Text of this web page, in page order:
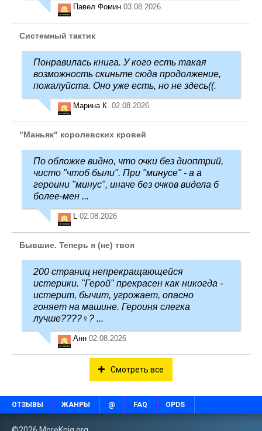
Павел Фомин 03.08.2026
Системный тактик
Понравилась книга. У кого есть такая
возможность скиньте сюда продолжение,
пожалуйста. Оно уже есть, но не здесь((.
Марина К. 02.08.2026
"Маньяк" королевских кровей
По обложке видно, что очки без диоптрий,
чисто "чтоб были". При "минусе" - а а
героини "минус", иначе без очков видела б
более-мен ...
02.08.2026
Бывшие. Теперь я (не) твоя
200 страниц непрекращающейся
истерики. "Герой" прекрасен как никогда -
истерит, бычит, угрожает, опасно
гоняет на машине. Героиня слегка
лучше????‍♀️? ...
Анн 02.08.2026
Смотреть все
ОТЗЫВЫ ЖАНРЫ @ FAQ OPDS